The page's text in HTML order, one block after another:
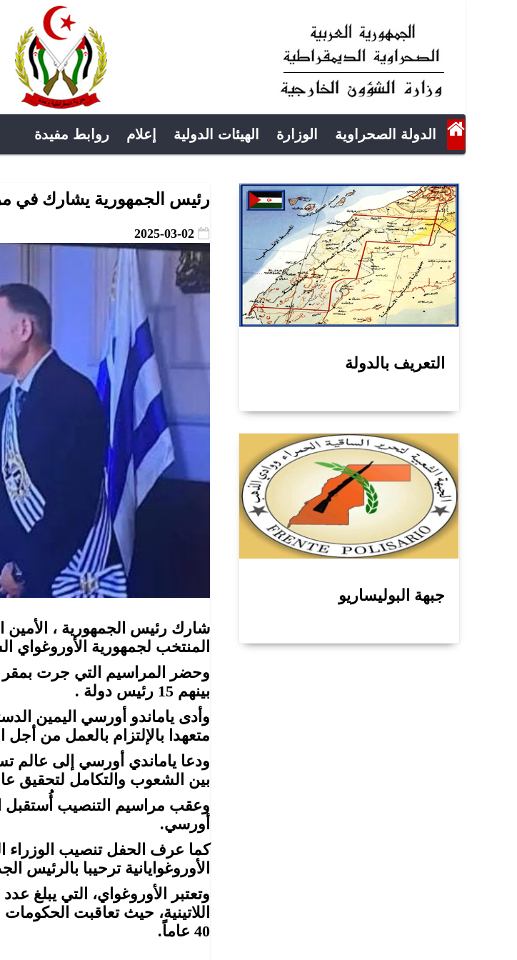
الدولة الصحراوية الوزارة الهيئات الدولية إعلام روابط مفيدة
رئيس الجمهورية يشارك في
2025-03-02
شارك رئيس الجمهورية ، الأمين
المنتخب لجمهورية الأوروغواي
وحضر المراسيم التي جرت
بينهم 15 رئيس دولة .
متعهدا بالإلتزام بالعمل من أجل
ودعا ياماندي أورسي إلى عالم
بين الشعوب والتكامل لتحقيق
وعقب مراسيم التنصيب أُستقبل
أورسي.
كما عرف الحفل تنصيب
الأوروغوايانية ترحيبا بالرئيس
اللاتينية، حيث تعاقبت
40 عاماً.
التعريف بالدولة
جبهة البوليساريو